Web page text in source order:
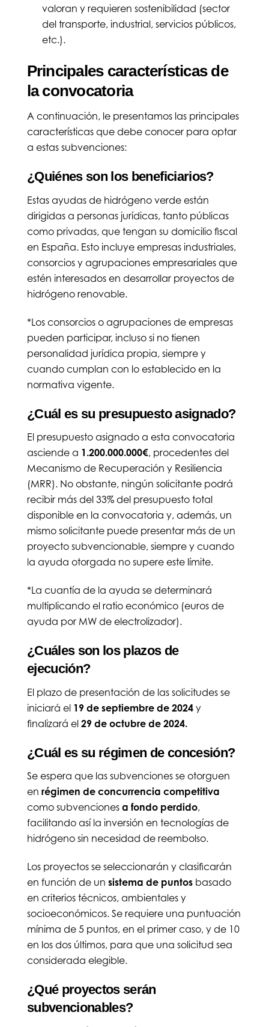
valoran y requieren sostenibilidad (sector
del transporte, industrial, servicios públicos,
etc.).
Principales características de
la convocatoria
A continuación, le presentamos las principales
características que debe conocer para optar
a estas subvenciones:
¿Quiénes son los beneficiarios?
Estas ayudas de hidrógeno verde están
dirigidas a personas jurídicas, tanto públicas
como privadas, que tengan su domicilio fiscal
en España. Esto incluye empresas industriales,
consorcios y agrupaciones empresariales que
estén interesados en desarrollar proyectos de
hidrógeno renovable.
*Los consorcios o agrupaciones de empresas
pueden participar, incluso si no tienen
personalidad jurídica propia, siempre y
cuando cumplan con lo establecido en la
normativa vigente.
¿Cuál es su presupuesto asignado?
El presupuesto asignado a esta convocatoria
asciende a 1.200.000.000€, procedentes del
Mecanismo de Recuperación y Resiliencia
(MRR). No obstante, ningún solicitante podrá
recibir más del 33% del presupuesto total
disponible en la convocatoria y, además, un
mismo solicitante puede presentar más de un
proyecto subvencionable, siempre y cuando
la ayuda otorgada no supere este límite.
*La cuantía de la ayuda se determinará
multiplicando el ratio económico (euros de
ayuda por MW de electrolizador).
¿Cuáles son los plazos de
ejecución?
El plazo de presentación de las solicitudes se
iniciará el 19 de septiembre de 2024y
finalizará el 29 de octubre de 2024.
¿Cuál es su régimen de concesión?
Se espera que las subvenciones se otorguen
en régimen de concurrencia competitiva
como subvencionesa fondo perdido,
facilitando así la inversión en tecnologías de
hidrógeno sin necesidad de reembolso.
Los proyectos se seleccionarán y clasificarán
en función de un sistema de puntosbasado
en criterios técnicos, ambientales y
socioeconómicos. Se requiere una puntuación
mínima de 5 puntos, en el primer caso, y de 10
en los dos últimos, para que una solicitud sea
considerada elegible.
¿Qué proyectos serán
subvencionables?